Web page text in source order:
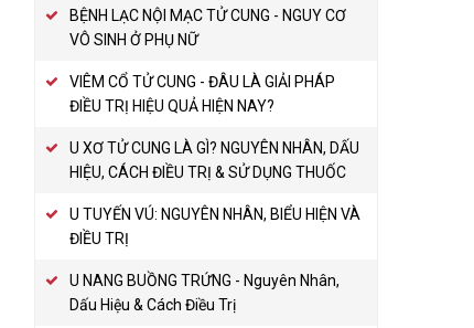
BỆNH LẠC NỘI MẠC TỬ CUNG - NGUY CƠ
VÔ SINH Ở PHỤ NỮ
VIÊM CỔ TỬ CUNG - ĐÂU LÀ GIẢI PHÁP
ĐIỀU TRỊ HIỆU QUẢ HIỆN NAY?
U XƠ TỬ CUNG LÀ GÌ? NGUYÊN NHÂN, DẤU
HIỆU, CÁCH ĐIỀU TRỊ & SỬ DỤNG THUỐC
U TUYẾN VÚ: NGUYÊN NHÂN, BIỂU HIỆN VÀ
ĐIỀU TRỊ
U NANG BUỒNG TRỨNG - Nguyên Nhân,
Dấu Hiệu & Cách Điều Trị